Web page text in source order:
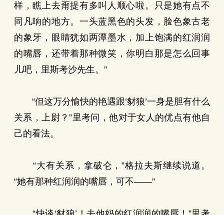
样，瞧上去甭提有多叫人顺心啦。只是她有点不
同凡响的地方。一头蓝黑色的头发，脸色象古老
的象牙，眼睛犹如两潭墨水，加上饱满的红润润
的嘴唇，还带着那种微笑，你明白那是怎么回事
儿吧，里斯考沙先生。”
“但这万分愉快的艳遇跟‘豺狼’一身是胆有什么
关系，上尉？”里考问，他对于女人的优点有他自
己的看法。
“大有关系，拿破仑，”格拉夫斯继续说道。
“她有那种红润润的嘴唇，可不——”